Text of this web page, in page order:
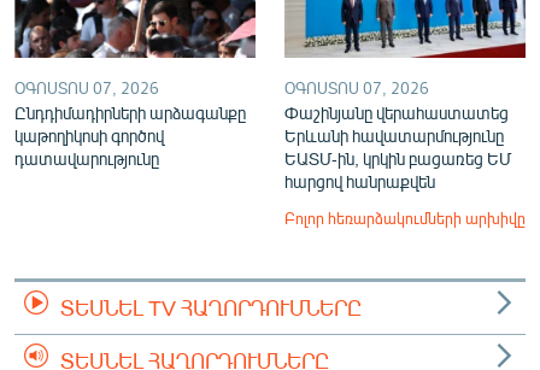
ՕԳՈՍՏՈՍ 07, 2026
Ընդդիմադիրների արձագանքը
կաթողիկոսի գործով
դատավարությունը
ՕԳՈՍՏՈՍ 07, 2026
Փաշինյանը վերահաստատեց
Երևանի հավատարմությունը
ԵԱՏՄ-ին, կրկին բացառեց ԵՄ
հարցով հանրաքվեն
Բոլոր հեռարձակումների արխիվը
ՏԵՍՆԵԼ TV ՀԱՂՈՐԴՈՒՄՆԵՐԸ
ՏԵՍՆԵԼ ՀԱՂՈՐԴՈՒՄՆԵՐԸ